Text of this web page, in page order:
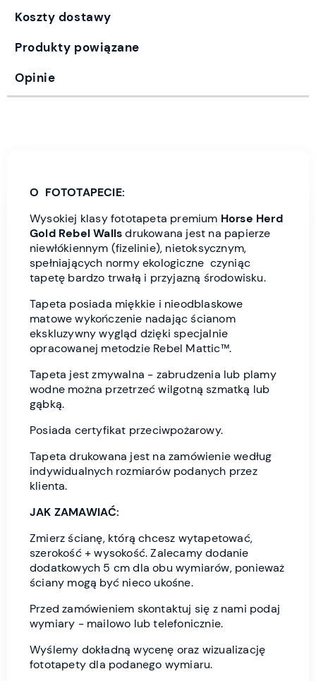
Koszty dostawy
Produkty powiązane
Opinie
O FOTOTAPECIE:
Wysokiej klasy fototapeta premium Horse Herd
Gold Rebel Wallsdrukowana jest na papierze
niewłókiennym (fizelinie), nietoksycznym,
spełniających normy ekologiczne czyniąc
tapetę bardzo trwałą i przyjazną środowisku.
Tapeta posiada miękkie i nieodblaskowe
matowe wykończenie nadając ścianom
ekskluzywny wygląd dzięki specjalnie
opracowanej metodzie Rebel Mattic™.
Tapeta jest zmywalna - zabrudzenia lub plamy
wodne można przetrzeć wilgotną szmatką lub
gąbką.
Posiada certyfikat przeciwpożarowy.
Tapeta drukowana jest na zamówienie według
indywidualnych rozmiarów podanych przez
klienta.
JAK ZAMAWIAĆ:
Zmierz ścianę, którą chcesz wytapetować,
szerokość + wysokość. Zalecamy dodanie
dodatkowych 5 cm dla obu wymiarów, ponieważ
ściany mogą być nieco ukośne.
Przed zamówieniem skontaktuj się z nami podaj
wymiary - mailowo lub telefonicznie.
Wyślemy dokładną wycenę oraz wizualizację
fototapety dla podanego wymiaru.